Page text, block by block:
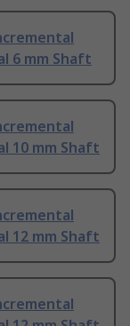
6 mm Shaft
10 mm Shaft
12 mm Shaft